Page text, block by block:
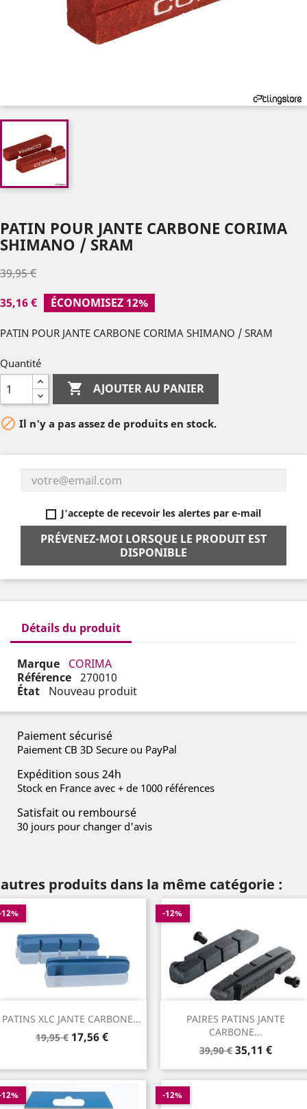
PATIN POUR JANTE CARBONE CORIMA
SHIMANO / SRAM
39,95 €
35,16 €
ÉCONOMISEZ 12%
PATIN POUR JANTE CARBONE CORIMA SHIMANO / SRAM
Quantité
 AJOUTER AU PANIER
 Il n'y a pas assez de produits en stock.
J'accepte de recevoir les alertes par e-mail
PRÉVENEZ-MOI LORSQUE LE PRODUIT EST
DISPONIBLE
Détails du produit
Marque
CORIMA
Référence 270010
État
Nouveau produit
Paiement sécurisé
Paiement CB 3D Secure ou PayPal
Expédition sous 24h
Stock en France avec + de 1000 références
Satisfait ou remboursé
30 jours pour changer d'avis
produits dans la même catégorie :
PATINS XLC JANTE CARBONE...
Prix
19,95 € Prix
17,56 €
PAIRES PATINS JANTE
CARBONE...
Prix
base
39,90 €
-12%
Prix
35,11 €
-12%